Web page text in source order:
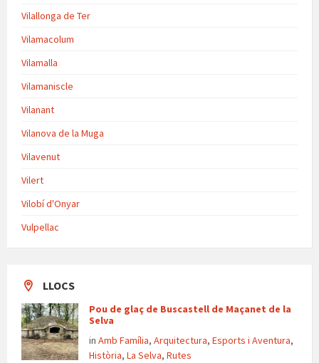
Vilallonga de Ter
Vilamacolum
Vilamalla
Vilamaniscle
Vilanant
Vilanova de la Muga
Vilavenut
Vilert
Vilobí d'Onyar
Vulpellac
LLOCS
Pou de glaç de Buscastell de Maçanet de la
Selva
in Amb Família, Arquitectura, Esports i Aventura,
Història, La Selva, Rutes